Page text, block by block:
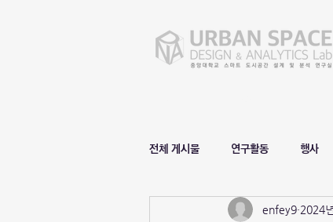
전체 게시물 연구활동 행사
enfey9 2024